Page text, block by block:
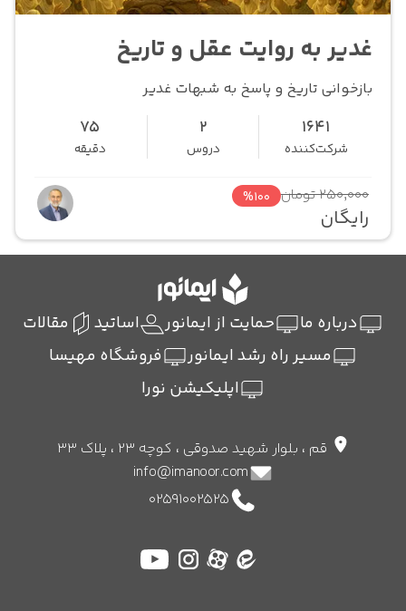
غدیر به روایت عقل و تاریخ
بازخوانی تاریخ و پاسخ به شبهات غدیر
1641
شرکت‌کننده
2
دروس
75
دقیقه
250,000 تومان %100
رایگان
درباره ما حمایت از ایمانور اساتید
مقالات
مسیر راه رشد ایمانور
فروشگاه مهیسا
اپلیکیشن نورا
قم ، بلوار شهید صدوقی ، کوچه 23 ، پلاک 33
info@imanoor.com
02591002525